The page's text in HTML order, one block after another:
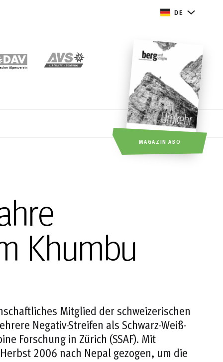
DE
MAGAZIN ABO
Khumbu
Mitglied der schweizerischen
Negativ-Streifen als Schwarz-Weiß-
Forschung in Zürich (SSAF). Mit
2006 nach Nepal gezogen, um die